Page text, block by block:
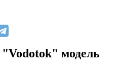
модель